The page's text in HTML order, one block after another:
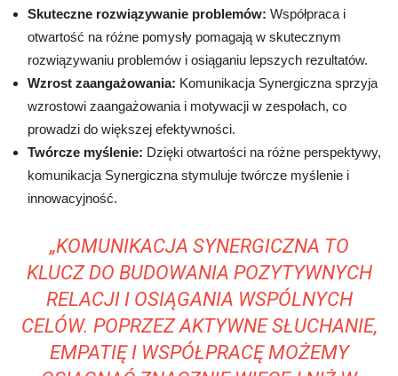
Skuteczne rozwiązywanie problemów: Współpraca i
otwartość na różne pomysły pomagają w skutecznym
rozwiązywaniu problemów i osiąganiu lepszych rezultatów.
Wzrost zaangażowania: Komunikacja Synergiczna sprzyja
wzrostowi zaangażowania i motywacji w zespołach, co
prowadzi do większej efektywności.
Twórcze myślenie: Dzięki otwartości na różne perspektywy,
komunikacja Synergiczna stymuluje twórcze myślenie i
innowacyjność.
„KOMUNIKACJA SYNERGICZNA TO
KLUCZ DO BUDOWANIA POZYTYWNYCH
RELACJI I OSIĄGANIA WSPÓLNYCH
CELÓW. POPRZEZ AKTYWNE SŁUCHANIE,
EMPATIĘ I WSPÓŁPRACĘ MOŻEMY